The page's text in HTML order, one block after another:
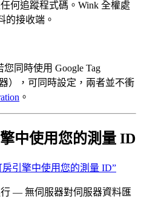
何追蹤程式碼。Wink 全權處
的接收端。
您同時使用 Google Tag
），可同時設定，兩者並不衝
。
中使用您的測量 ID
房引擎中使用您的測量 ID”
— 無伺服器對伺服器資料匯